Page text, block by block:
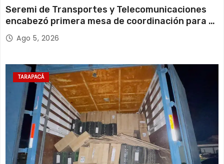
Seremi de Transportes y Telecomunicaciones
encabezó primera mesa de coordinación para el
retiro de cables en desuso en Iquique
Ago 5, 2026
TARAPACÁ